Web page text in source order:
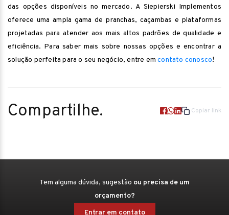
das opções disponíveis no mercado. A Siepierski Implementos
oferece uma ampla gama de pranchas, caçambas e plataformas
projetadas para atender aos mais altos padrões de qualidade e
eficiência. Para saber mais sobre nossas opções e encontrar a
solução perfeita para o seu negócio, entre emcontato conosco!
Compartilhe. Copiar link
Tem alguma dúvida, sugestão ou precisa de um
orçamento?
Entrar em contato